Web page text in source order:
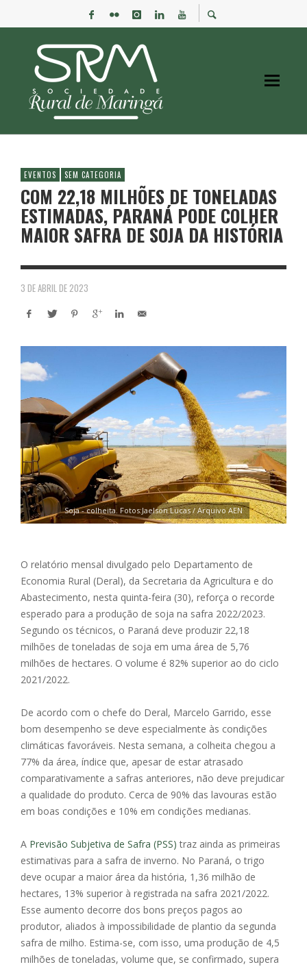
EVENTOS SEM CATEGORIA
COM 22,18 MILHÕES DE TONELADAS
ESTIMADAS, PARANÁ PODE COLHER
MAIOR SAFRA DE SOJA DA HISTÓRIA
3 DE ABRIL DE 2023
Soja - colheita. Fotos:Jaelson Lucas / Arquivo AEN
O relatório mensal divulgado pelo Departamento de
Economia Rural (Deral), da Secretaria da Agricultura e do
Abastecimento, nesta quinta-feira (30), reforça o recorde
esperado para a produção de soja na safra 2022/2023.
Segundo os técnicos, o Paraná deve produzir 22,18
milhões de toneladas de soja em uma área de 5,76
milhões de hectares. O volume é 82% superior ao do ciclo
2021/2022.
De acordo com o chefe do Deral, Marcelo Garrido, esse
bom desempenho se deve especialmente às condições
climáticas favoráveis. Nesta semana, a colheita chegou a
77% da área, índice que, apesar de estar atrasado
comparativamente a safras anteriores, não deve prejudicar
a qualidade do produto. Cerca de 90% das lavouras estão
em boas condições e 10% em condições medianas.
A Previsão Subjetiva de Safra (PSS) traz ainda as primeiras
estimativas para a safra de inverno. No Paraná, o trigo
deve ocupar a maior área da história, 1,36 milhão de
hectares, 13% superior à registrada na safra 2021/2022.
Esse aumento decorre dos bons preços pagos ao
produtor, aliados à impossibilidade de plantio da segunda
safra de milho. Estima-se, com isso, uma produção de 4,5
milhões de toneladas, volume que, se confirmado, supera